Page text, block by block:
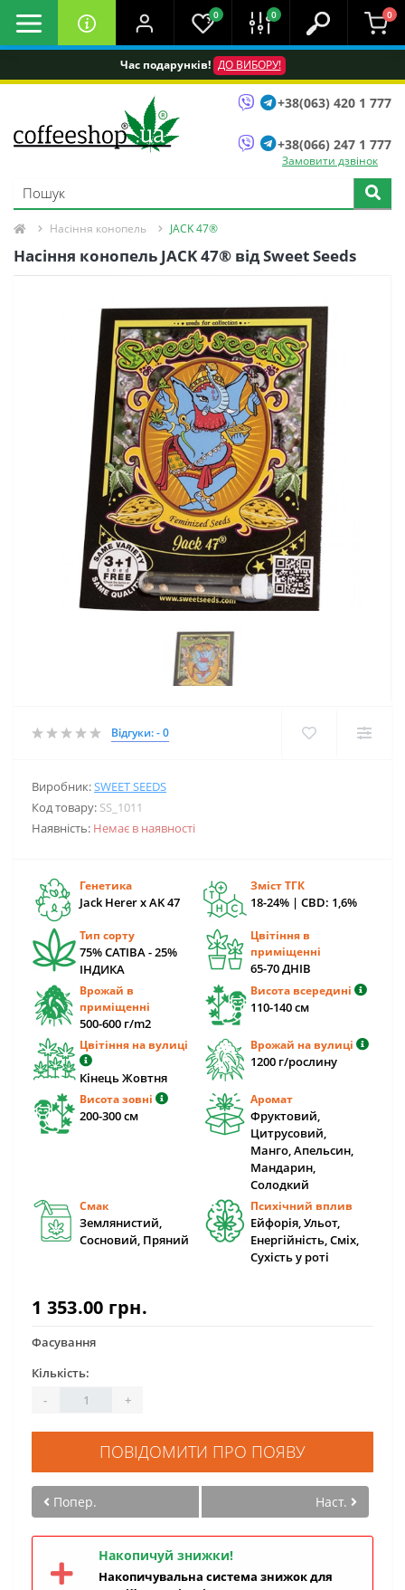
Час подарунків! ДО ВИБОРУ!
0 0 0
+38(063) 420 1 777
+38(066) 247 1 777
Замовити дзвінок
Насіння конопель JACK 47®
Насіння конопель JACK 47® від Sweet Seeds
Відгуки: - 0
Виробник:SWEET SEEDS
Код товару: SS_1011
Наявність: Немає в наявності
Генетика
Jack Herer x AK 47
Зміст ТГК
18-24% | CBD: 1,6%
Тип сорту
75% САТІВА - 25%
ІНДИКА
Цвітіння в
приміщенні
65-70 ДНІВ
Врожай в
приміщенні
500-600 г/m2
Висота всередині
110-140 cм
Цвітіння на вулиці
Кінець Жовтня
Врожай на вулиці
1200 г/рослину
Висота зовні
200-300 cм
Аромат
Фруктовий,
Цитрусовий,
Манго, Апельсин,
Мандарин,
Солодкий
Смак
Землянистий,
Сосновий, Пряний
Психічний вплив
Ейфорія, Ульот,
Енергійність, Сміх,
Сухість у роті
1 353.00 грн.
Фасування
Кількість:
-
+
ПОВІДОМИТИ ПРО ПОЯВУ
Попер. Наст.
Накопичуй знижки!
Накопичувальна система знижок для